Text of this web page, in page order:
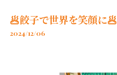
🥟餃子で世界を笑顔に🥟
2024/12/06